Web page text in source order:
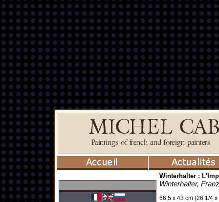
Winterhalter :
Winterhalter,
66,5 x 43 cm (26 1/4 x